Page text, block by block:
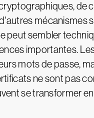
de
mécanismes
peut sembler
importantes.
mots de passe,
ne sont pas
se transformer